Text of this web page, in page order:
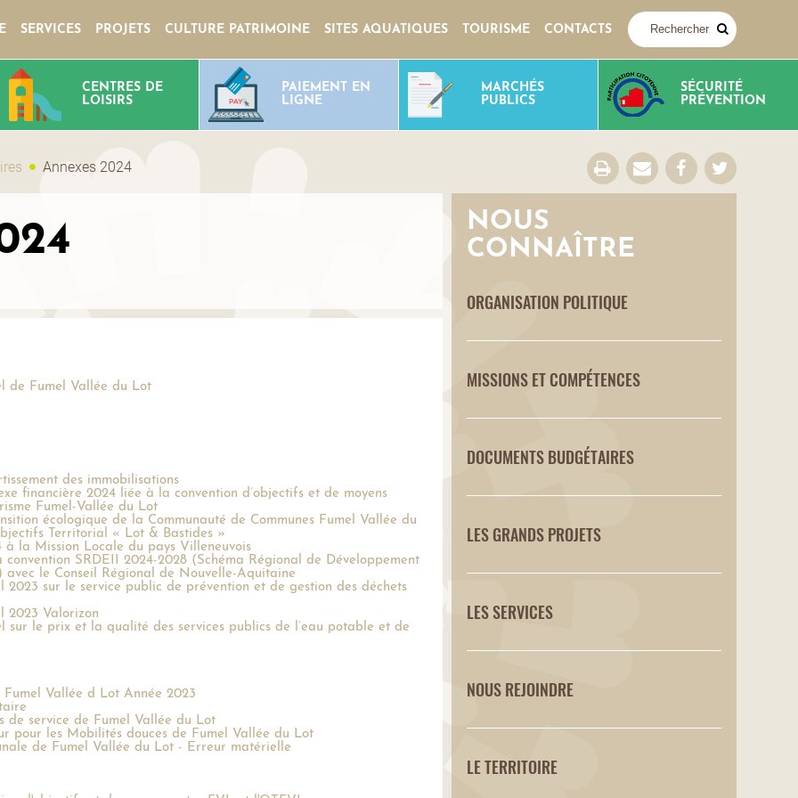
SERVICES PROJETS CULTURE PATRIMOINE SITES AQUATIQUES TOURISME CONTACTS
CENTRES DE
LOISIRS
PAIEMENT EN
LIGNE
MARCHÉS
PUBLICS
SÉCURITÉ
PRÉVENTION
Annexes 2024
de Fumel Vallée du Lot
des immobilisations
financière 2024 liée à la convention d’objectifs et de moyens
Fumel-Vallée du Lot
écologique de la Communauté de Communes Fumel Vallée du
Territorial « Lot & Bastides »
la Mission Locale du pays Villeneuvois
SRDEII 2024-2028 (Schéma Régional de Développement
avec le Conseil Régional de Nouvelle-Aquitaine
sur le service public de prévention et de gestion des déchets
2023 Valorizon
le prix et la qualité des services publics de l’eau potable et de
Vallée d Lot Année 2023
de service de Fumel Vallée du Lot
pour les Mobilités douces de Fumel Vallée du Lot
de Fumel Vallée du Lot - Erreur matérielle
NOUS
CONNAÎTRE
ORGANISATION POLITIQUE
MISSIONS ET COMPÉTENCES
DOCUMENTS BUDGÉTAIRES
LES GRANDS PROJETS
LES SERVICES
NOUS REJOINDRE
LE TERRITOIRE